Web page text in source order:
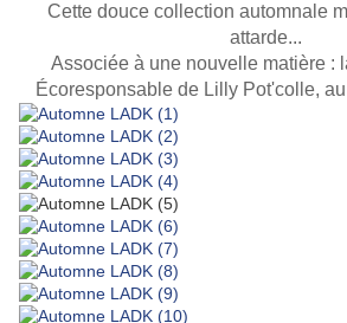
Cette douce collection automnale
attarde...
Associée à une nouvelle matière :
Écoresponsable de Lilly Pot'colle,